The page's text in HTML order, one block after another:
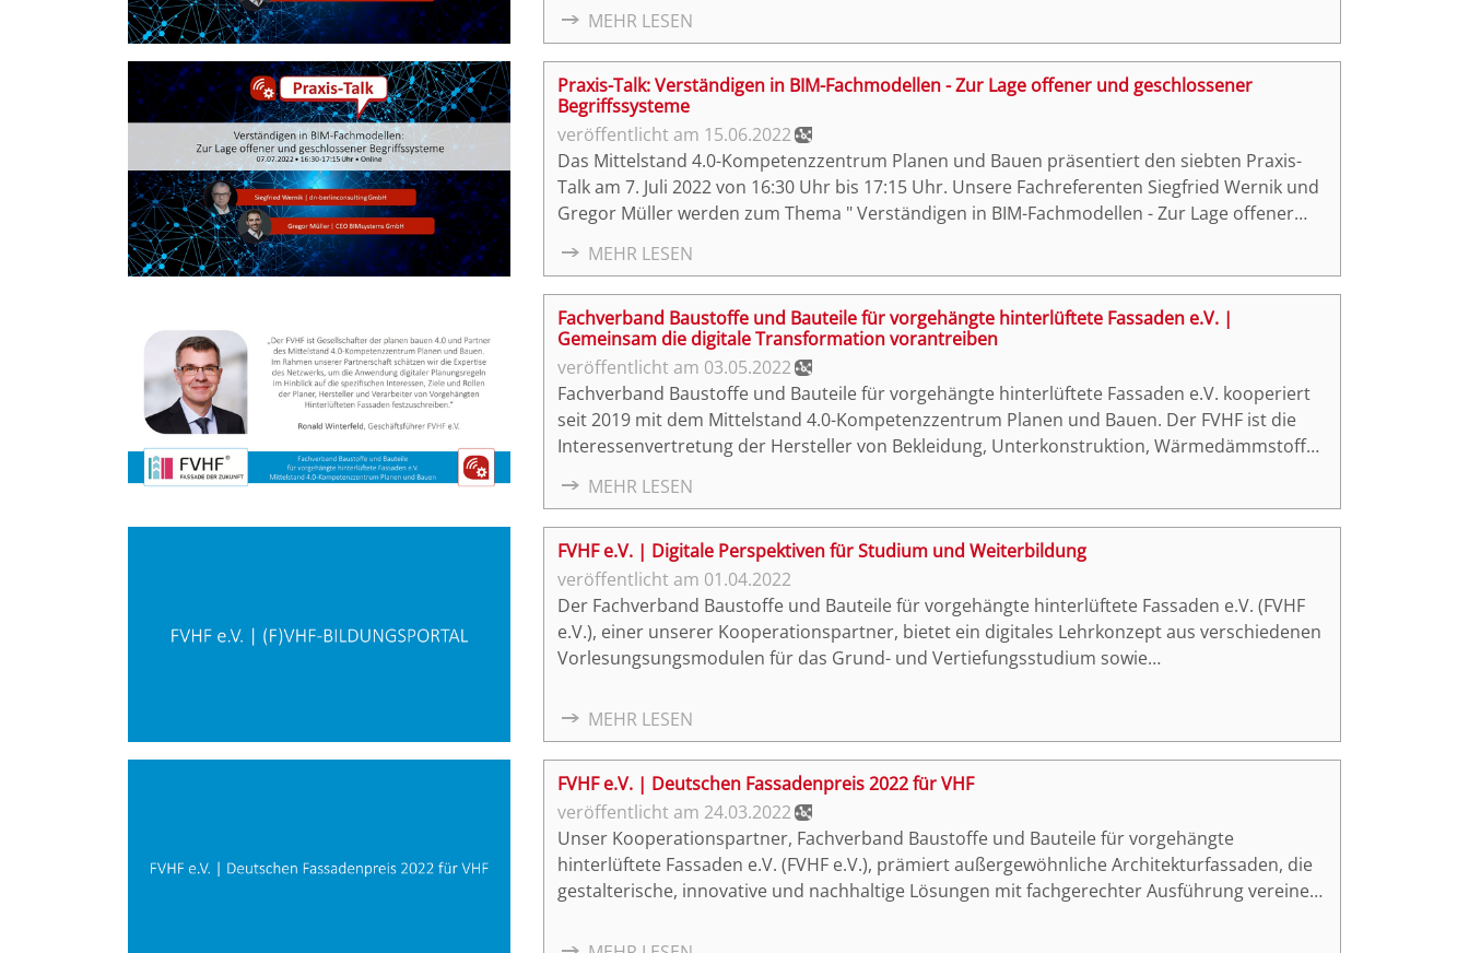
MEHR LESEN
Praxis-Talk: Verständigen in BIM-Fachmodellen - Zur Lage offener und geschlossener
Begriffssysteme
15.06.2022
Das Mittelstand 4.0-Kompetenzzentrum Planen und Bauen präsentiert den siebten Praxis-
Talk am 7. Juli 2022 von 16:30 Uhr bis 17:15 Uhr. Unsere Fachreferenten Siegfried Wernik und
Gregor Müller werden zum Thema " Verständigen in BIM-Fachmodellen - Zur Lage offener
MEHR LESEN
Fachverband Baustoffe und Bauteile für vorgehängte hinterlüftete Fassaden e.V. |
Gemeinsam die digitale Transformation vorantreiben
03.05.2022
Fachverband Baustoffe und Bauteile für vorgehängte hinterlüftete Fassaden e.V. kooperiert
seit 2019 mit dem Mittelstand 4.0-Kompetenzzentrum Planen und Bauen. Der FVHF ist die
Interessenvertretung der Hersteller von Bekleidung, Unterkonstruktion, Wärmedämmstoffen
Hinterlüftete Fassaden (VHF) mit Sitz in Berlin.
MEHR LESEN
FVHF e.V. | Digitale Perspektiven für Studium und Weiterbildung
01.04.2022
Der Fachverband Baustoffe und Bauteile für vorgehängte hinterlüftete Fassaden e.V. (FVHF
e.V.), einer unserer Kooperationspartner, bietet ein digitales Lehrkonzept aus verschiedenen
Vorlesungsungsmodulen für das Grund- und Vertiefungsstudium sowie
MEHR LESEN
FVHF e.V. | Deutschen Fassadenpreis 2022 für VHF
24.03.2022
Unser Kooperationspartner, Fachverband Baustoffe und Bauteile für vorgehängte
hinterlüftete Fassaden e.V. (FVHF e.V.), prämiert außergewöhnliche Architekturfassaden, die
gestalterische, innovative und nachhaltige Lösungen mit fachgerechter Ausführung vereinen.
bewerben.